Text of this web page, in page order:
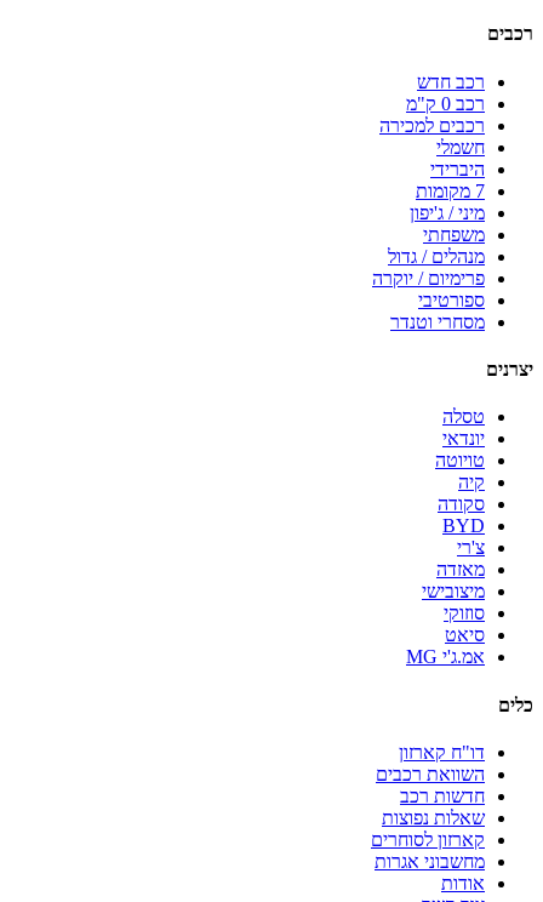
רכבים
רכב חדש
רכב 0 ק"מ
רכבים למכירה
חשמלי
היברידי
7 מקומות
מיני / ג'יפון
משפחתי
מנהלים / גדול
פרימיום / יוקרה
ספורטיבי
מסחרי וטנדר
יצרנים
טסלה
יונדאי
טויוטה
קיה
סקודה
BYD
צ'רי
מאזדה
מיצובישי
סוזוקי
סיאט
אמ.ג'י MG
כלים
דו"ח קארזון
השוואת רכבים
חדשות רכב
שאלות נפוצות
קארזון לסוחרים
מחשבוני אגרות
אודות